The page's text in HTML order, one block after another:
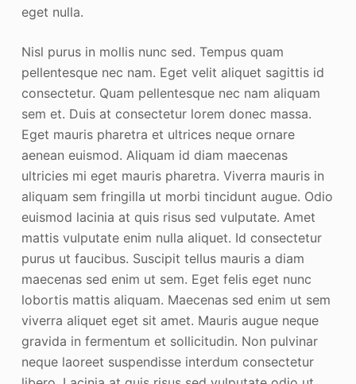
eget nulla.
Nisl purus in mollis nunc sed. Tempus quam
pellentesque nec nam. Eget velit aliquet sagittis id
consectetur. Quam pellentesque nec nam aliquam
sem et. Duis at consectetur lorem donec massa.
Eget mauris pharetra et ultrices neque ornare
aenean euismod. Aliquam id diam maecenas
ultricies mi eget mauris pharetra. Viverra mauris in
aliquam sem fringilla ut morbi tincidunt augue. Odio
euismod lacinia at quis risus sed vulputate. Amet
mattis vulputate enim nulla aliquet. Id consectetur
purus ut faucibus. Suscipit tellus mauris a diam
maecenas sed enim ut sem. Eget felis eget nunc
lobortis mattis aliquam. Maecenas sed enim ut sem
viverra aliquet eget sit amet. Mauris augue neque
gravida in fermentum et sollicitudin. Non pulvinar
neque laoreet suspendisse interdum consectetur